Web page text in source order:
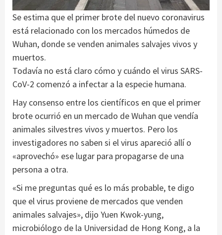
Se estima que el primer brote del nuevo coronavirus
está relacionado con los mercados húmedos de
Wuhan, donde se venden animales salvajes vivos y
muertos.
Todavía no está claro cómo y cuándo el virus SARS-
CoV-2 comenzó a infectar a la especie humana.
Hay consenso entre los científicos en que el primer
brote ocurrió en un mercado de Wuhan que vendía
animales silvestres vivos y muertos. Pero los
investigadores no saben si el virus apareció allí o
«aprovechó» ese lugar para propagarse de una
persona a otra.
«Si me preguntas qué es lo más probable, te digo
que el virus proviene de mercados que venden
animales salvajes», dijo Yuen Kwok-yung,
microbiólogo de la Universidad de Hong Kong, a la